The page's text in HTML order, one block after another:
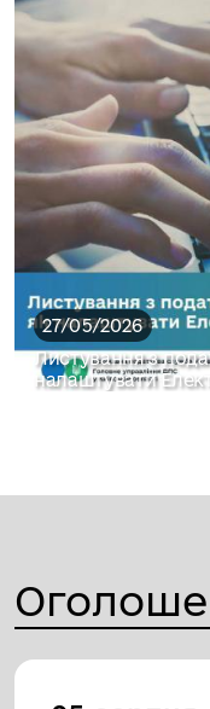
27/05/2026
Листування з
налаштувати